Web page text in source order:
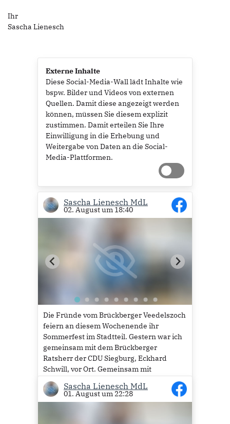
Ihr
Sascha Lienesch
Externe Inhalte
Diese Social-Media-Wall lädt Inhalte wie
bspw. Bilder und Videos von externen
Quellen. Damit diese angezeigt werden
können, müssen Sie diesem explizit
zustimmen. Damit erteilen Sie Ihre
Einwilligung in die Erhebung und
Weitergabe von Daten an die Social-
Media-Plattformen.
Sascha Lienesch MdL
02. August um 18:40
Die Fründe vom Brückberger Veedelszoch
feiern an diesem Wochenende ihr
Sommerfest im Stadtteil. Gestern war ich
gemeinsam mit dem Brückberger
Ratsherr der CDU Siegburg, Eckhard
Schwill, vor Ort. Gemeinsam mit
Vizebürgermeisterin Dr. Susanne Haase-
Mühlbauer haben wir dann das Fass
angeschlagen, um...
Sascha Lienesch MdL
01. August um 22:28